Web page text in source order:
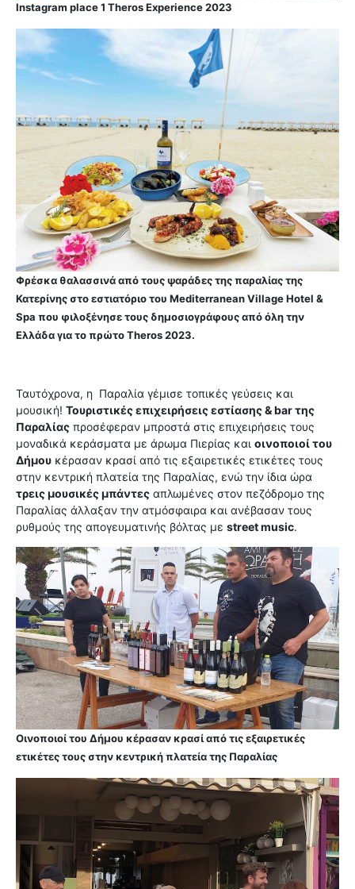
Instagram place 1 Theros Experience 2023
Φρέσκα θαλασσινά από τους ψαράδες της παραλίας της
Κατερίνης στο εστιατόριο του Mediterranean Village Hotel &
Spa που φιλοξένησε τους δημοσιογράφους από όλη την
Ελλάδα για το πρώτο Theros 2023.
Ταυτόχρονα, η Παραλία γέμισε τοπικές γεύσεις και
μουσική! Τουριστικές επιχειρήσεις εστίασης & bar της
Παραλίας προσέφεραν μπροστά στις επιχειρήσεις τους
μοναδικά κεράσματα με άρωμα Πιερίας και οινοποιοί του
Δήμου κέρασαν κρασί από τις εξαιρετικές ετικέτες τους
στην κεντρική πλατεία της Παραλίας, ενώ την ίδια ώρα
τρεις μουσικές μπάντες απλωμένες στον πεζόδρομο της
Παραλίας άλλαξαν την ατμόσφαιρα και ανέβασαν τους
ρυθμούς της απογευματινής βόλτας με street music.
Oινοποιοί του Δήμου κέρασαν κρασί από τις εξαιρετικές
ετικέτες τους στην κεντρική πλατεία της Παραλίας